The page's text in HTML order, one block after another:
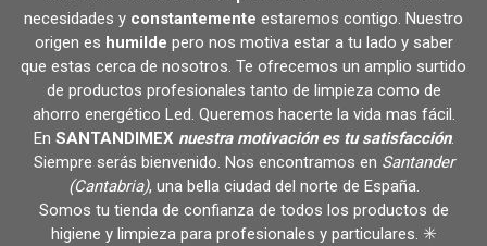
necesidades y constantemente estaremos contigo. Nuestro
origen es humilde pero nos motiva estar a tu lado y saber
que estas cerca de nosotros. Te ofrecemos un amplio surtido
de productos profesionales tanto de limpieza como de
ahorro energético Led. Queremos hacerte la vida mas fácil.
En SANTANDIMEX nuestra motivación es tu satisfacción.
Siempre serás bienvenido. Nos encontramos en Santander
(Cantabria), una bella ciudad del norte de España.
Somos tu tienda de confianza de todos los productos de
higiene y limpieza para profesionales y particulares. ✳️